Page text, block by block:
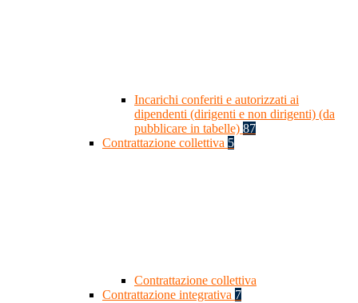
Incarichi conferiti e autorizzati ai
dipendenti (dirigenti e non dirigenti) (da
pubblicare in tabelle) 87
Contrattazione collettiva 5
Contrattazione collettiva
Contrattazione integrativa 7